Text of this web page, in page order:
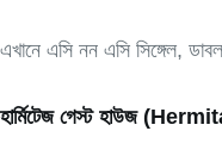
এখানে এসি নন এসি সিঙ্গেল,
হার্মিটেজ গেস্ট হাউজ